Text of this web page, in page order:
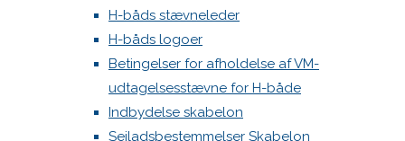
H-båds stævneleder
H-båds logoer
Betingelser for afholdelse af VM-
udtagelsesstævne for H-både
Indbydelse skabelon
Sejladsbestemmelser Skabelon